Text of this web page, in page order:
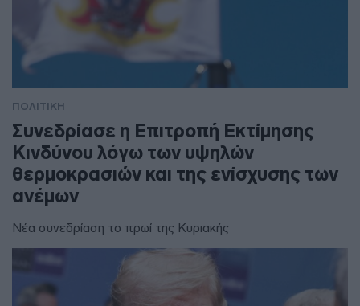
ΠΟΛΙΤΙΚΗ
Συνεδρίασε η Επιτροπή Εκτίμησης
Κινδύνου λόγω των υψηλών
θερμοκρασιών και της ενίσχυσης των
ανέμων
Νέα συνεδρίαση το πρωί της Κυριακής